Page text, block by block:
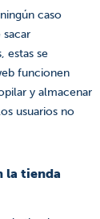
caso
estas se
funcionen
y almacenar
usuarios no
la tienda